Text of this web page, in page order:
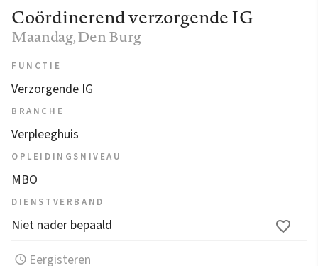
Coördinerend verzorgende IG
Maandag, Den Burg
FUNCTIE
Verzorgende IG
BRANCHE
Verpleeghuis
OPLEIDINGSNIVEAU
MBO
DIENSTVERBAND
Niet nader bepaald
Eergisteren